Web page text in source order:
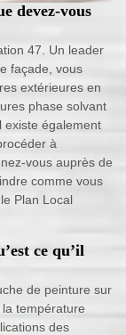
devez-vous
47. Un leader
façade, vous
extérieures en
phase solvant
existe également
à
vous auprès de
comme vous
Plan Local
ce qu’il
de peinture sur
température
des